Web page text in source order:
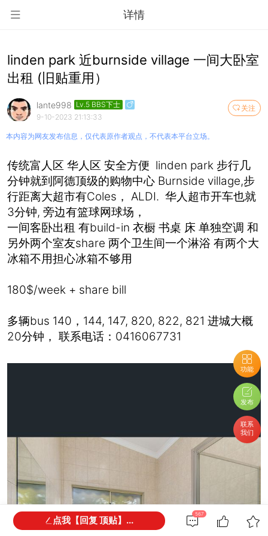
详情
功能
发布
联系
我们
linden park 近burnside village 一间大卧室
出租 (旧贴重用）
关注
lante998 Lv.5 BBS下士
9-10-2023 21:13:33
本内容为网友发布信息，仅代表原作者观点，不代表本平台立场。
传统富人区 华人区 安全方便 linden park 步行几
分钟就到阿德顶级的购物中心 Burnside village,步
行距离大超市有Coles， ALDI. 华人超市开车也就
3分钟, 旁边有篮球网球场，
一间客卧出租 有build-in 衣橱 书桌 床 单独空调 和
另外两个室友share 两个卫生间一个淋浴 有两个大
冰箱不用担心冰箱不够用
180$/week + share bill
多辆bus 140，144, 147, 820, 822, 821 进城大概
20分钟， 联系电话：0416067731
567
点我【回复 顶贴】...